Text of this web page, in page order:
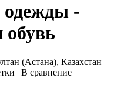
одежды -
обувь
(Астана), Казахстан
| В сравнение